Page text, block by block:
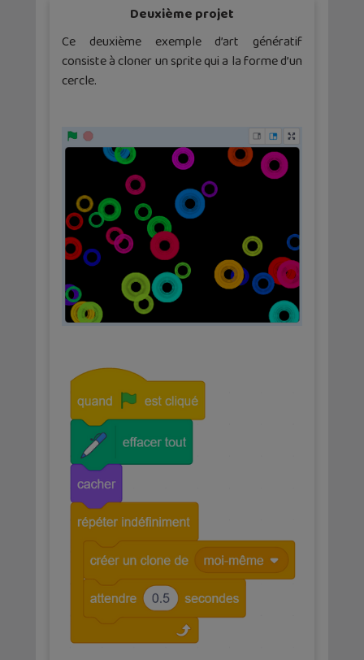
Deuxième projet
Ce deuxième exemple d’art génératif
consiste à cloner un sprite qui a la forme d’un
cercle.